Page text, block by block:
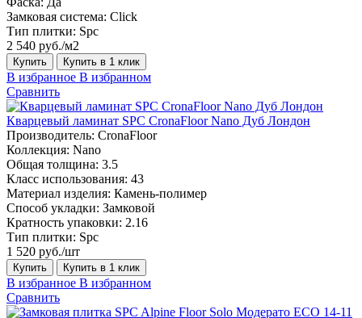
Замковая система: Click
Тип плитки: Spc
2 540 руб./м2
Купить Купить в 1 клик
В избранное В избранном
Сравнить
Кварцевый ламинат SPC CronaFloor Nano Дуб Лондон
Производитель: CronaFloor
Коллекция: Nano
Общая толщина: 3.5
Класс использования: 43
Материал изделия: Камень-полимер
Способ укладки: Замковой
Кратность упаковки: 2.16
Тип плитки: Spc
1 520 руб./шт
Купить Купить в 1 клик
В избранное В избранном
Сравнить